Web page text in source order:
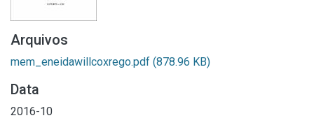
Arquivos
mem_eneidawillcoxrego.pdf (878.96 KB)
Data
2016-10